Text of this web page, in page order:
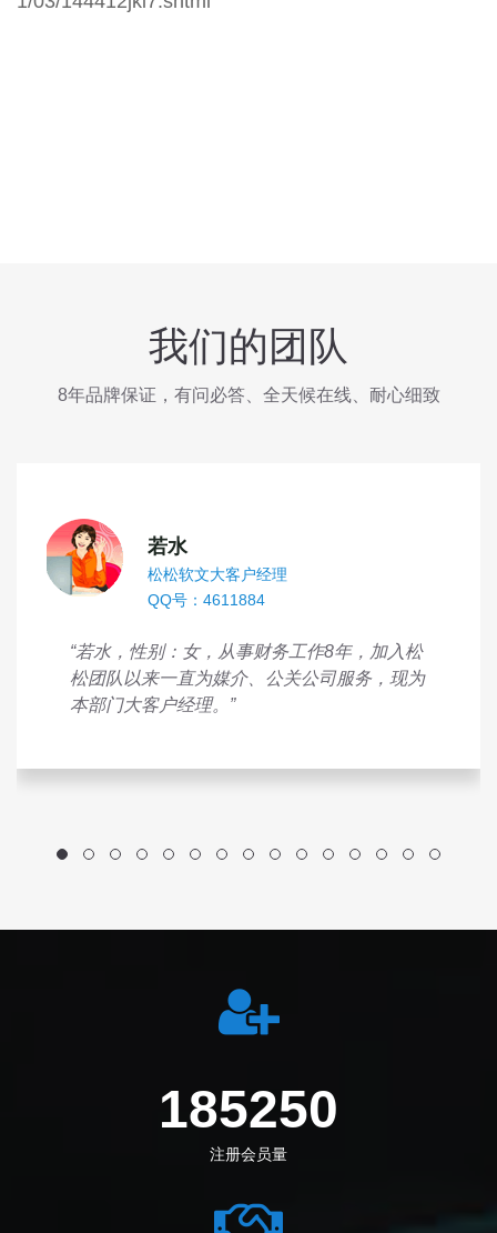
我们的团队
8年品牌保证，有问必答、全天候在线、耐心细致
若水
松松软文大客户经理
QQ号：4611884
“若水，性别：女，从事财务工作8年，加入松
松团队以来一直为媒介、公关公司服务，现为
本部门大客户经理。”
205833
注册会员量